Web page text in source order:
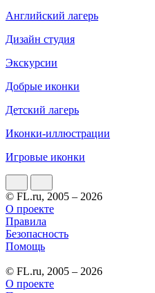
Английский лагерь
Дизайн студия
Экскурсии
Добрые иконки
Детский лагерь
Иконки-иллюстрации
Игровые иконки
© FL.ru, 2005 – 2026
О проекте
Правила
Безопасность
Помощь
© FL.ru, 2005 – 2026
О проекте